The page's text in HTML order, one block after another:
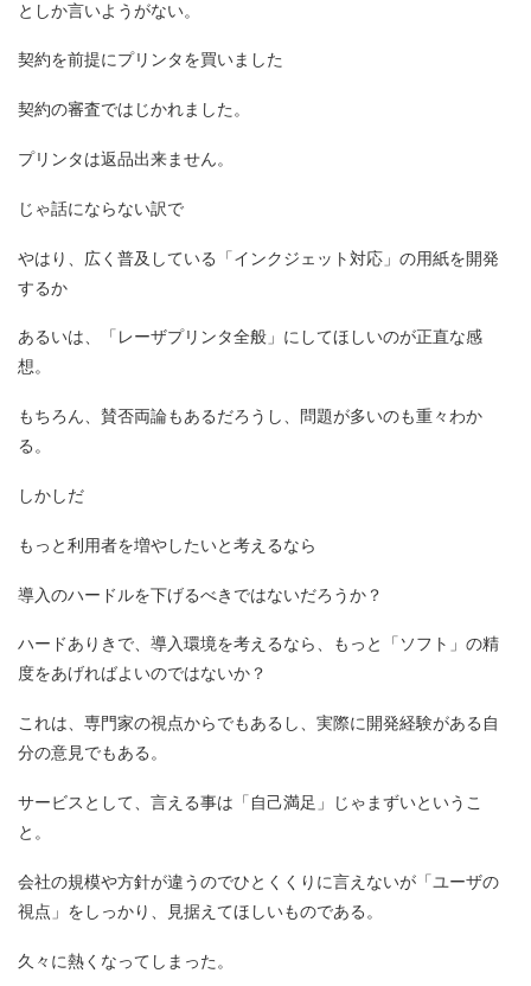
としか言いようがない。
契約を前提にプリンタを買いました
契約の審査ではじかれました。
プリンタは返品出来ません。
じゃ話にならない訳で
やはり、広く普及している「インクジェット対応」の用紙を開発
するか
あるいは、「レーザプリンタ全般」にしてほしいのが正直な感
想。
もちろん、賛否両論もあるだろうし、問題が多いのも重々わか
る。
しかしだ
もっと利用者を増やしたいと考えるなら
導入のハードルを下げるべきではないだろうか？
ハードありきで、導入環境を考えるなら、もっと「ソフト」の精
度をあげればよいのではないか？
これは、専門家の視点からでもあるし、実際に開発経験がある自
分の意見でもある。
サービスとして、言える事は「自己満足」じゃまずいというこ
と。
会社の規模や方針が違うのでひとくくりに言えないが「ユーザの
視点」をしっかり、見据えてほしいものである。
久々に熱くなってしまった。